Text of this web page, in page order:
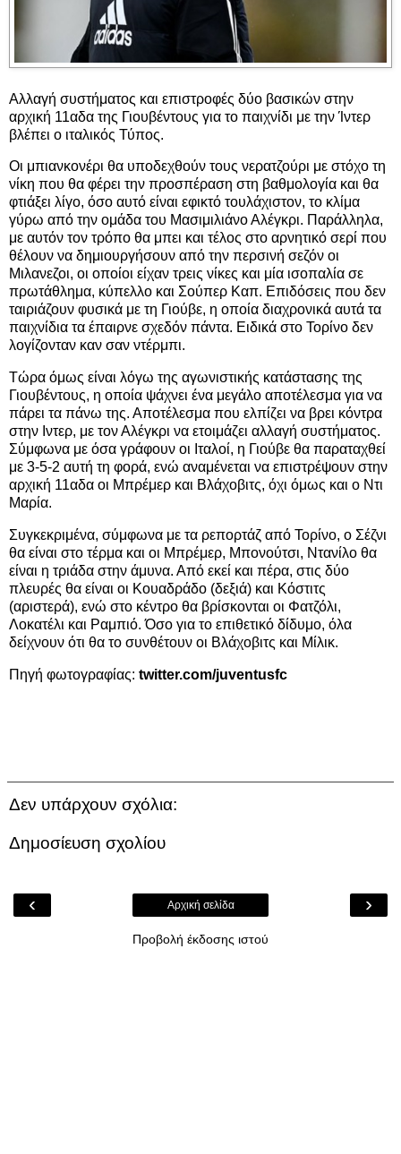
Αλλαγή συστήματος και επιστροφές δύο βασικών στην
αρχική 11αδα της Γιουβέντους για το παιχνίδι με την Ίντερ
βλέπει ο ιταλικός Τύπος.
Οι μπιανκονέρι θα υποδεχθούν τους νερατζούρι με στόχο τη
νίκη που θα φέρει την προσπέραση στη βαθμολογία και θα
φτιάξει λίγο, όσο αυτό είναι εφικτό τουλάχιστον, το κλίμα
γύρω από την ομάδα του Μασιμιλιάνο Αλέγκρι. Παράλληλα,
με αυτόν τον τρόπο θα μπει και τέλος στο αρνητικό σερί που
θέλουν να δημιουργήσουν από την περσινή σεζόν οι
Μιλανεζοι, οι οποίοι είχαν τρεις νίκες και μία ισοπαλία σε
πρωτάθλημα, κύπελλο και Σούπερ Καπ. Επιδόσεις που δεν
ταιριάζουν φυσικά με τη Γιούβε, η οποία διαχρονικά αυτά τα
παιχνίδια τα έπαιρνε σχεδόν πάντα. Ειδικά στο Τορίνο δεν
λογίζονταν καν σαν ντέρμπι.
Τώρα όμως είναι λόγω της αγωνιστικής κατάστασης της
Γιουβέντους, η οποία ψάχνει ένα μεγάλο αποτέλεσμα για να
πάρει τα πάνω της. Αποτέλεσμα που ελπίζει να βρει κόντρα
στην Ιντερ, με τον Αλέγκρι να ετοιμάζει αλλαγή συστήματος.
Σύμφωνα με όσα γράφουν οι Ιταλοί, η Γιούβε θα παραταχθεί
με 3-5-2 αυτή τη φορά, ενώ αναμένεται να επιστρέψουν στην
αρχική 11αδα οι Μπρέμερ και Βλάχοβιτς, όχι όμως και ο Ντι
Μαρία.
Συγκεκριμένα, σύμφωνα με τα ρεπορτάζ από Τορίνο, ο Σέζνι
θα είναι στο τέρμα και οι Μπρέμερ, Μπονούτσι, Ντανίλο θα
είναι η τριάδα στην άμυνα. Από εκεί και πέρα, στις δύο
πλευρές θα είναι οι Κουαδράδο (δεξιά) και Κόστιτς
(αριστερά), ενώ στο κέντρο θα βρίσκονται οι Φατζόλι,
Λοκατέλι και Ραμπιό. Όσο για το επιθετικό δίδυμο, όλα
δείχνουν ότι θα το συνθέτουν οι Βλάχοβιτς και Μίλικ.
Πηγή φωτογραφίας: twitter.com/juventusfc
Δεν υπάρχουν σχόλια:
Δημοσίευση σχολίου
‹ ›
Αρχική σελίδα
Προβολή έκδοσης ιστού